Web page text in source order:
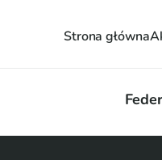
Strona główna